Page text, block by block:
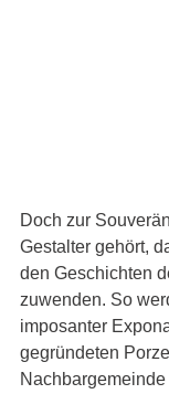
Doch zur
Gestalter gehört,
den Geschichten
zuwenden. So
imposanter
gegründeten
Nachbargemeinde